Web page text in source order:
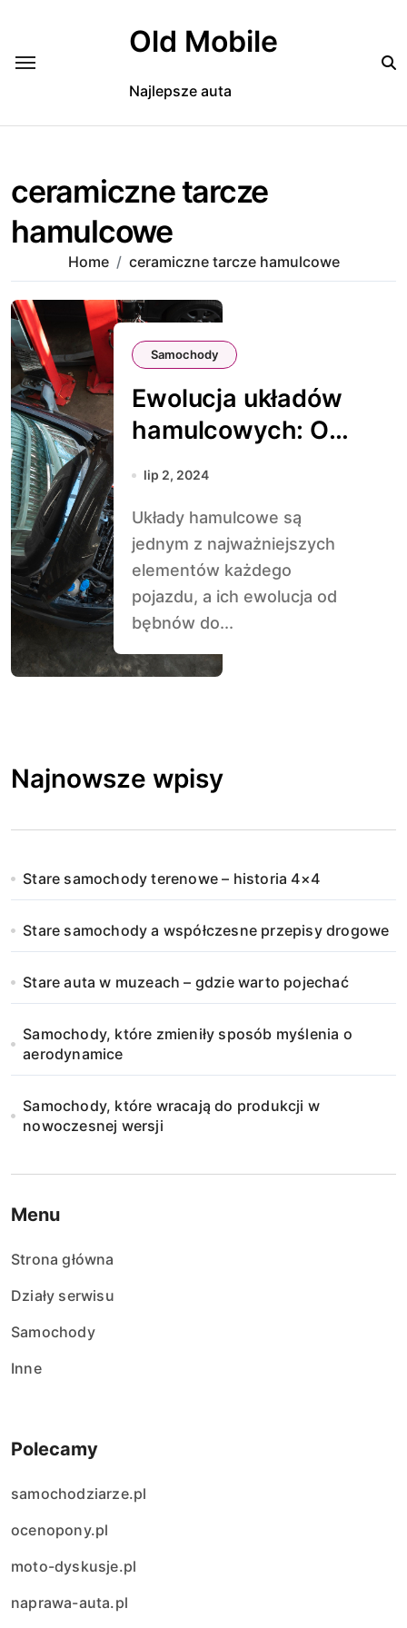
Old Mobile
Najlepsze auta
ceramiczne tarcze
hamulcowe
Home ceramiczne tarcze hamulcowe
Samochody
Ewolucja układów
hamulcowych: Od
bębnów do
tarcz
lip 2, 2024
Układy hamulcowe są
jednym z najważniejszych
elementów każdego
pojazdu, a ich ewolucja od
bębnów do...
Najnowsze wpisy
Stare samochody terenowe – historia 4×4
Stare samochody a współczesne przepisy drogowe
Stare auta w muzeach – gdzie warto pojechać
Samochody, które zmieniły sposób myślenia o
aerodynamice
Samochody, które wracają do produkcji w
nowoczesnej wersji
Menu
Strona główna
Działy serwisu
Samochody
Inne
Polecamy
samochodziarze.pl
ocenopony.pl
moto-dyskusje.pl
naprawa-auta.pl